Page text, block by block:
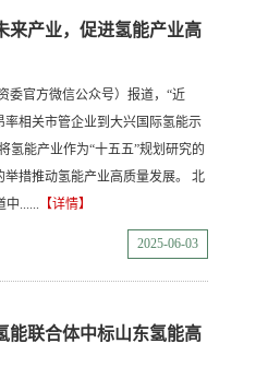
来产业，促进氢能产业高
委官方微信公众号）报道，“近
率相关市管企业到大兴国际氢能示
氢能产业作为“十五五”规划研究的
措推动氢能产业高质量发展。 北
中...... 【详情】
2025-06-03
能联合体中标山东氢能高